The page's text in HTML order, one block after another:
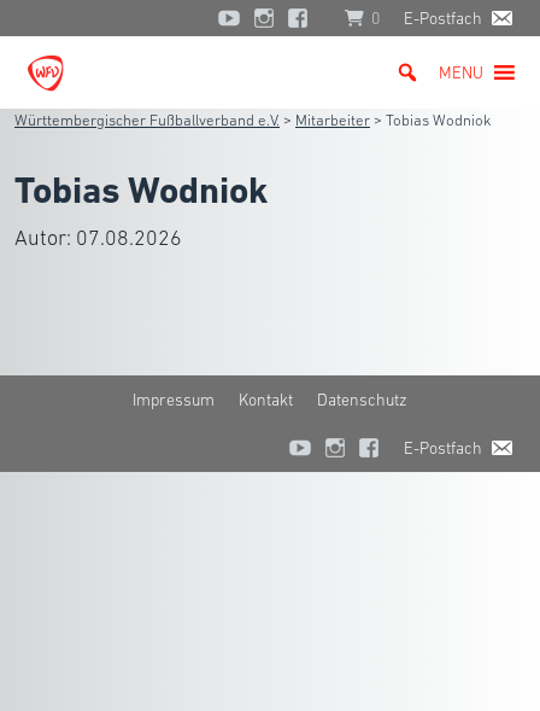
0 E-Postfach
MENU
Württembergischer Fußballverband e.V. > Mitarbeiter > Tobias Wodniok
Tobias Wodniok
Autor: 07.08.2026
Impressum Kontakt Datenschutz
E-Postfach